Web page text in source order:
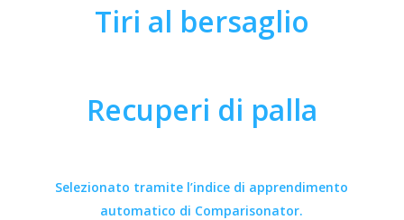
Tiri al bersaglio
Recuperi di palla
Selezionato tramite l’indice di apprendimento
automatico di Comparisonator.